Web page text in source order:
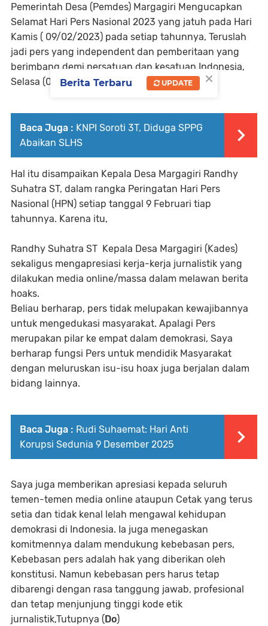
Pemerintah Desa (Pemdes) Margagiri Mengucapkan
Selamat Hari Pers Nasional 2023 yang jatuh pada Hari
Kamis ( 09/02/2023) pada setiap tahunnya, Teruslah
jadi pers yang independent dan pemberitaan yang
berimbang demi persatuan dan kesatuan Indonesia,
Selasa (06/02/2023)
Baca Juga : KNPI Soroti 3T, Diduga SPPG
Abaikan SLHS
Hal itu disampaikan Kepala Desa Margagiri Randhy
Suhatra ST, dalam rangka Peringatan Hari Pers
Nasional (HPN) setiap tanggal 9 Februari tiap
tahunnya. Karena itu,
Randhy Suhatra ST Kepala Desa Margagiri (Kades)
sekaligus mengapresiasi kerja-kerja jurnalistik yang
dilakukan media online/massa dalam melawan berita
hoaks.
Beliau berharap, pers tidak melupakan kewajibannya
untuk mengedukasi masyarakat. Apalagi Pers
merupakan pilar ke empat dalam demokrasi, Saya
berharap fungsi Pers untuk mendidik Masyarakat
dengan meluruskan isu-isu hoax juga berjalan dalam
bidang lainnya.
Baca Juga : Rudi Suhaemat: Hari Anti
Korupsi Sedunia 9 Desember 2025
Saya juga memberikan apresiasi kepada seluruh
temen-temen media online ataupun Cetak yang terus
setia dan tidak kenal lelah mengawal kehidupan
demokrasi di Indonesia. Ia juga menegaskan
komitmennya dalam mendukung kebebasan pers,
Kebebasan pers adalah hak yang diberikan oleh
konstitusi. Namun kebebasan pers harus tetap
dibarengi dengan rasa tanggung jawab, profesional
dan tetap menjunjung tinggi kode etik
jurnalistik,Tutupnya (Do)
×
Berita Terbaru UPDATE